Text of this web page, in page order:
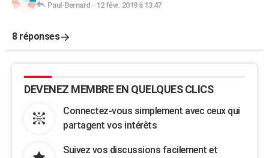
Paul-Bernard - 12 févr. 2019 à 13:47
8 réponses
DEVENEZ MEMBRE EN QUELQUES CLICS
Connectez-vous simplement avec ceux qui
partagent vos intérêts
Suivez vos discussions facilement et